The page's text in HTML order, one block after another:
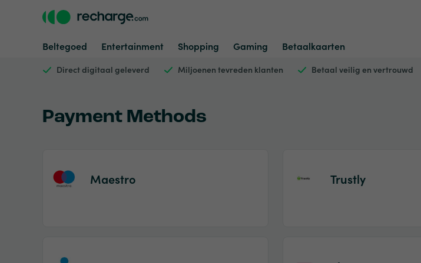
Beltegoed Entertainment Shopping Gaming Betaalkaarten
Direct digitaal geleverd Miljoenen tevreden klanten Betaal veilig en vertrouwd
Payment Methods
Maestro Trustly